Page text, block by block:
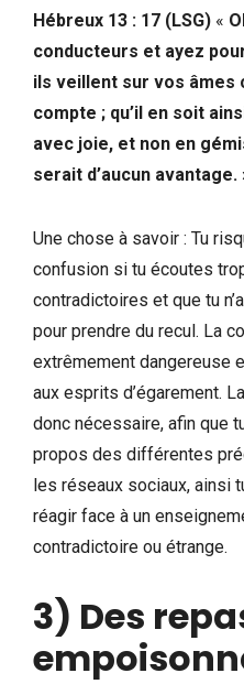
Hébreux 13 : 17 (LSG) «
conducteurs et ayez
ils veillent sur vos âmes
compte ; qu’il en soit
avec joie, et non en
serait d’aucun avantage.
Une chose à savoir : Tu
confusion si tu écoutes
contradictoires et que tu
pour prendre du recul. La
extrêmement dangereuse
aux esprits d’égarement.
donc nécessaire, afin que
propos des différentes
les réseaux sociaux, ainsi
réagir face à un
contradictoire ou étrange.
3) Des